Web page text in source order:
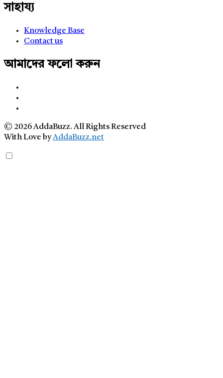
সাহায্য
Knowledge Base
Contact us
আমাদের ফলো করুন
© 2026 AddaBuzz. All Rights Reserved
With Love byAddaBuzz.net